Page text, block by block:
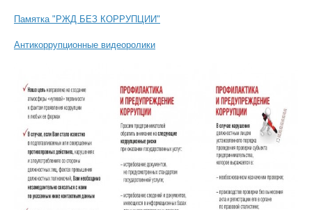
Памятка "РЖД БЕЗ КОРРУПЦИИ"
Антикоррупционные видеоролики